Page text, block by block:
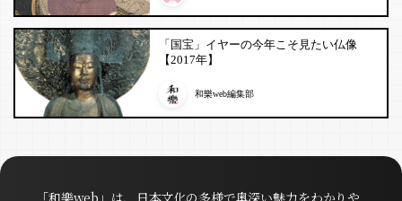
「国宝」イヤーの今年こそ見たい仏像
【2017年】
和樂web編集部
「和樂web」は、日本文化の多様で奥深い魅力をわかりや